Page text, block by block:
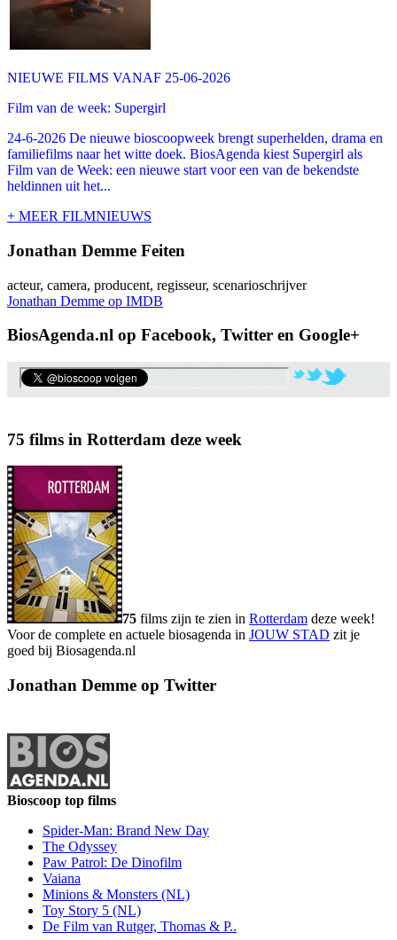
NIEUWE FILMS VANAF 25-06-2026
Film van de week: Supergirl
24-6-2026 De nieuwe bioscoopweek brengt superhelden, drama en
familiefilms naar het witte doek. BiosAgenda kiest Supergirl als
Film van de Week: een nieuwe start voor een van de bekendste
heldinnen uit het...
+ MEER FILMNIEUWS
Jonathan Demme Feiten
acteur, camera, producent, regisseur, scenarioschrijver
Jonathan Demme op IMDB
BiosAgenda.nl op Facebook, Twitter en Google+
75 films in Rotterdam deze week
75 films zijn te zien in Rotterdam deze week!
Voor de complete en actuele biosagenda in JOUW STAD zit je
goed bij Biosagenda.nl
Jonathan Demme op Twitter
Bioscoop top films
Spider-Man: Brand New Day
The Odyssey
Paw Patrol: De Dinofilm
Vaiana
Minions & Monsters (NL)
Toy Story 5 (NL)
De Film van Rutger, Thomas & P..